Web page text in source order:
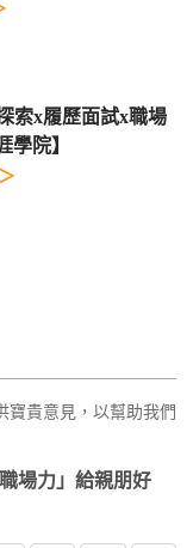
索x履歷面試x職場
學院】
寶貴意見，以幫助我們
場力」給親朋好